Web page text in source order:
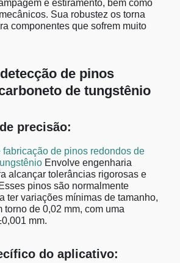
e estiramento, bem como
Sua robustez os torna
componentes que sofrem muito
de pinos
de tungstênio
precisão:
fabricação de pinos redondos de
Envolve engenharia
alcançar tolerâncias rigorosas e
pinos são normalmente
ter variações mínimas de tamanho,
torno de 0,02 mm, com uma
mm.
do aplicativo: